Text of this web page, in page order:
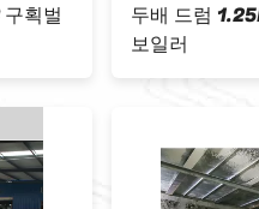
격자
SANKON
벌채 기계